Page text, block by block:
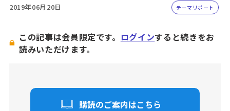
2019年06月20日 テーマリポート
この記事は会員限定です。 ログインすると続きをお
読みいただけます。
購読のご案内はこちら